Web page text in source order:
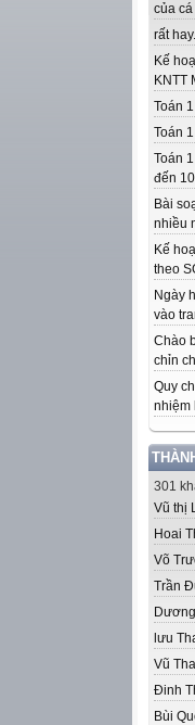
của
rất
Kế
KNTT
Toán
Toán
Toán
đến
Bài
Kế
theo
Ngày
vào
Chào
chỉn
Quy
nhiệm
301
Vũ thị
Hoai
Võ
Trần
lưu
Vũ
Đinh
Bùi